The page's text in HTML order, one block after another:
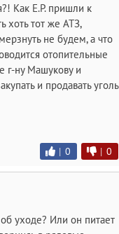
Как Е.Р. пришли к
хоть тот же АТЗ,
не будем, а что
отопительные
г-ну Машукову и
и продавать уголь
| 0 | 0
уходе? Или он питает